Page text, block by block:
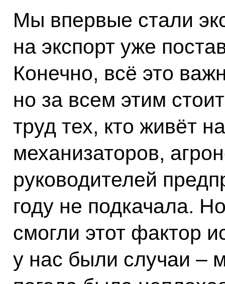
Мы впервые стали
на экспорт уже
Конечно, всё это
но за всем этим
труд тех, кто живёт
механизаторов,
руководителей
году не подкачала.
смогли этот фактор
у нас были случаи –